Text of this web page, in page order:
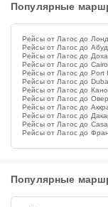
Популярные
Рейсы от Лагос до
Рейсы от Лагос до
Рейсы от Лагос до Доха
Рейсы от Лагос до Cairo
Рейсы от Лагос до Port
Рейсы от Лагос до
Рейсы от Лагос до Кано
Рейсы от Лагос до
Рейсы от Лагос до
Рейсы от Лагос до
Рейсы от Лагос до
Рейсы от Лагос до
Популярные